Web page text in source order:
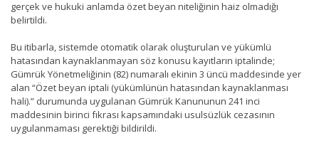
gerçek ve hukuki anlamda özet beyan niteliğinin haiz olmadığı
belirtildi.
Bu itibarla, sistemde otomatik olarak oluşturulan ve yükümlü
hatasından kaynaklanmayan söz konusu kayıtların iptalinde;
Gümrük Yönetmeliğinin (82) numaralı ekinin 3 üncü maddesinde yer
alan “Özet beyan iptali (yükümlünün hatasından kaynaklanması
hali).” durumunda uygulanan Gümrük Kanununun 241 inci
maddesinin birinci fıkrası kapsamındaki usulsüzlük cezasının
uygulanmaması gerektiği bildirildi.